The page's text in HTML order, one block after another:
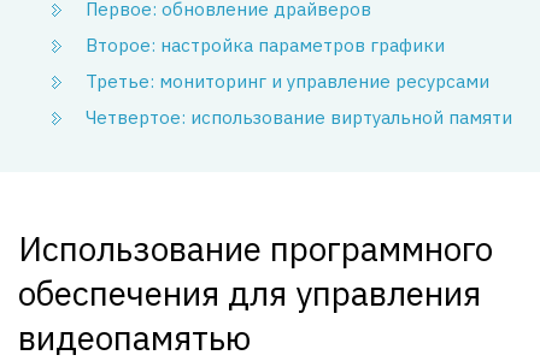
Первое: обновление драйверов
Второе: настройка параметров графики
Третье: мониторинг и управление ресурсами
Четвертое: использование виртуальной памяти
Использование программного
обеспечения для управления
видеопамятью